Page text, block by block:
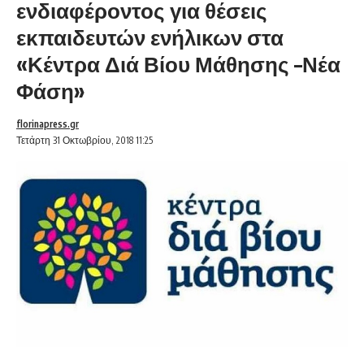
ενδιαφέροντος για θέσεις
εκπαιδευτών ενήλικων στα
«Κέντρα Διά Βίου Μάθησης –Νέα
Φάση»
Τετάρτη 31 Οκτωβρίου, 2018 11:25
florinapress.gr